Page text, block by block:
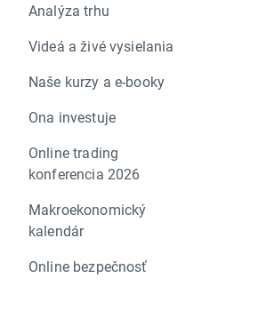
Analýza trhu
Videá a živé vysielania
Naše kurzy a e-booky
Ona investuje
Online trading
konferencia 2026
Makroekonomický
kalendár
Online bezpečnosť